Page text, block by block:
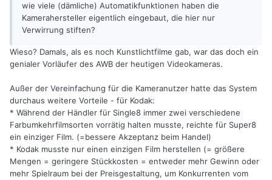
wie viele (dämliche) Automatikfunktionen haben die
Kamerahersteller eigentlich eingebaut, die hier nur
Verwirrung stiften?
Wieso? Damals, als es noch Kunstlichtfilme gab, war das doch ein
genialer Vorläufer des AWB der heutigen Videokameras.
Außer der Vereinfachung für die Kameranutzer hatte das System
durchaus weitere Vorteile - für Kodak:
* Während der Händler für Single8 immer zwei verschiedene
Farbumkehrfilmsorten vorrätig halten musste, reichte für Super8
ein einziger Film. (=bessere Akzeptanz beim Handel)
* Kodak musste nur einen einzigen Film herstellen (= größere
Mengen = geringere Stückkosten = entweder mehr Gewinn oder
mehr Spielraum bei der Preisgestaltung, um Konkurrenten vom